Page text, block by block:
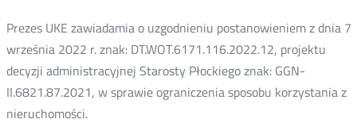
Prezes UKE zawiadamia o uzgodnieniu postanowieniem z dnia 7
września 2022 r. znak: DT.WOT.6171.116.2022.12, projektu
decyzji administracyjnej Starosty Płockiego znak: GGN-
II.6821.87.2021, w sprawie ograniczenia sposobu korzystania z
nieruchomości.